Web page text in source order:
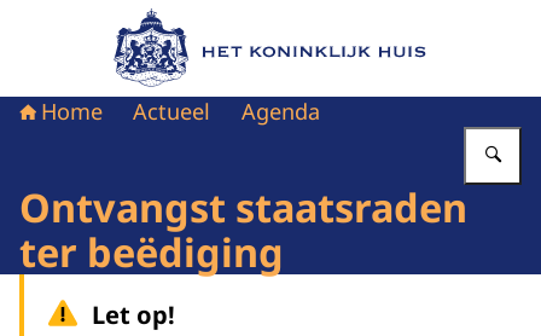
Naar de homepage van Het Koninklijk Huis
Home Actueel Agenda
Ontvangst staatsraden
ter beëdiging
Let op!